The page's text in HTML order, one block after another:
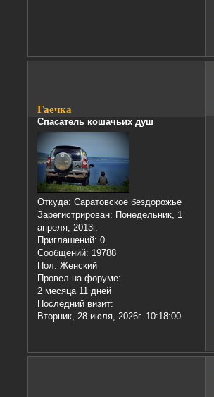
Гаечка
Спасатель кошачьих душ
Откуда: Саратовское бездорожье
Зарегистрирован: Понедельник, 1
апреля, 2013г.
Приглашений: 0
Сообщений: 19788
Пол: Женский
Провел на форуме:
2 месяца 11 дней
Последний визит:
Вторник, 28 июля, 2026г. 10:18:00